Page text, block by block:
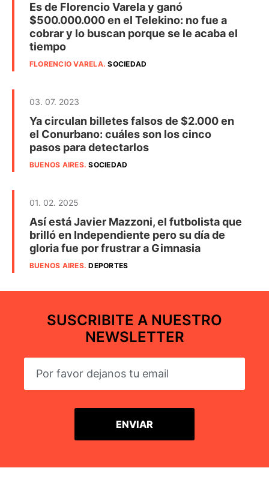
Es de Florencio Varela y ganó
$500.000.000 en el Telekino: no fue a
cobrar y lo buscan porque se le acaba el
tiempo
FLORENCIO VARELA.SOCIEDAD
03. 07. 2023
Ya circulan billetes falsos de $2.000 en
el Conurbano: cuáles son los cinco
pasos para detectarlos
BUENOS AIRES.SOCIEDAD
01. 02. 2025
Así está Javier Mazzoni, el futbolista que
brilló en Independiente pero su día de
gloria fue por frustrar a Gimnasia
BUENOS AIRES.DEPORTES
SUSCRIBITE A NUESTRO
NEWSLETTER